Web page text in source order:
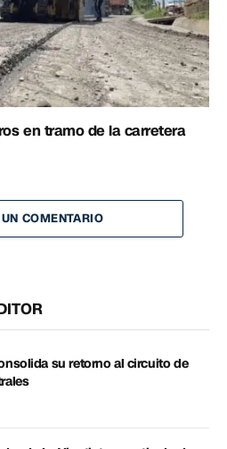
en tramo de la carretera
COMENTARIO
su retorno al circuito de